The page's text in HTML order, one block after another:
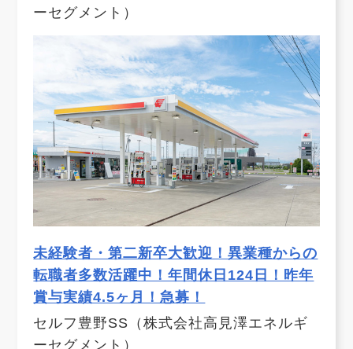
ーセグメント）
未経験者・第二新卒大歓迎！異業種からの
転職者多数活躍中！年間休日124日！昨年
賞与実績4.5ヶ月！急募！
セルフ豊野SS（株式会社高見澤エネルギ
ーセグメント）